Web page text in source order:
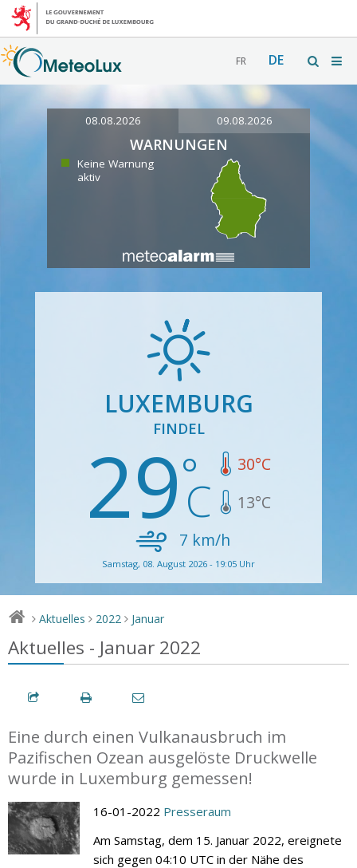
FR DE
08.08.2026 09.08.2026
WARNUNGEN
Keine Warnung
aktiv
LUXEMBURG
FINDEL
29 30°C
13°C
7 km/h
Samstag, 08. August 2026 - 19:05 Uhr
> Aktuelles > 2022 > Januar
Aktuelles - Januar 2022
Eine durch einen Vulkanausbruch im
Pazifischen Ozean ausgelöste Druckwelle
wurde in Luxemburg gemessen!
16-01-2022 Presseraum
Am Samstag, dem 15. Januar 2022, ereignete
sich gegen 04:10 UTC in der Nähe des